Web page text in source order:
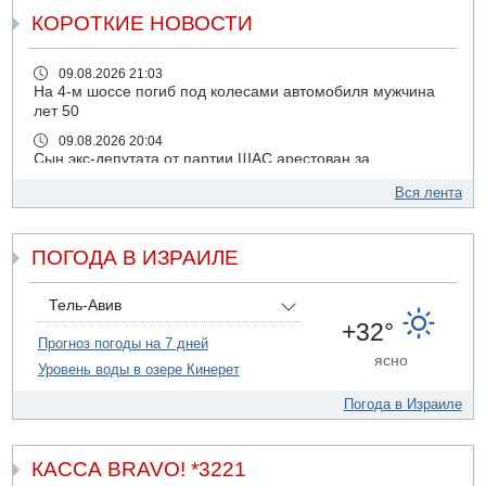
КОРОТКИЕ НОВОСТИ
09.08.2026 21:03
На 4-м шоссе погиб под колесами автомобиля мужчина
лет 50
09.08.2026 20:04
Сын экс-депутата от партии ШАС арестован за
09.08.2026 19:36
Кешет (Верхняя Галилея)
09.08.2026 19:10
Двое погибших при столкновении автомобилей на 1
шоссе
подземного арсенала "Хизбаллы"
09.08.2026 18:19
Вся лента
ПОГОДА В ИЗРАИЛЕ
Тель-Авив
Прогноз погоды на 7 дней
Уровень воды в озере Кинерет
+32°
ясно
Погода в Израиле
КАССА BRAVO! *3221